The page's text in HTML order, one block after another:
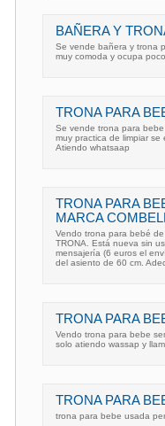
BAÑERA Y
Se vende bañera y trona
muy comoda y ocupa
TRONA PARA
Se vende trona para
muy practica de limpiar
Atiendo whatsaap
TRONA PARA
MARCA
Vendo trona para bebé
TRONA. Está nueva sin
mensajería (6 euros el
del asiento de 60 cm.
TRONA PARA
Vendo trona para bebe
solo atiendo wassap y
TRONA PARA
trona para bebe usada